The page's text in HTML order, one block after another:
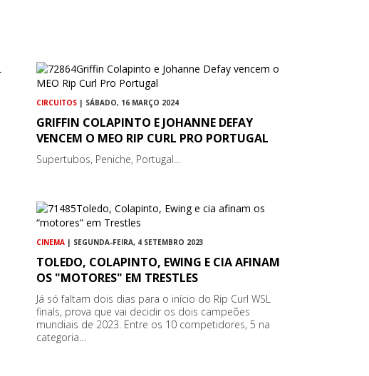
CIRCUITOS | SÁBADO, 16 MARÇO 2024
GRIFFIN COLAPINTO E JOHANNE DEFAY
VENCEM O MEO RIP CURL PRO PORTUGAL
Supertubos, Peniche, Portugal...
CINEMA | SEGUNDA-FEIRA, 4 SETEMBRO 2023
TOLEDO, COLAPINTO, EWING E CIA AFINAM
OS "MOTORES" EM TRESTLES
Já só faltam dois dias para o início do Rip Curl WSL
finals, prova que vai decidir os dois campeões
mundiais de 2023. Entre os 10 competidores, 5 na
categoria…